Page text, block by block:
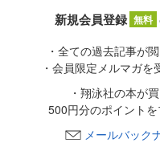
新規会員登録 無料
・全ての過去記事が
・会員限定メルマガを
・翔泳社の本が
500円分のポイントを
メールバック